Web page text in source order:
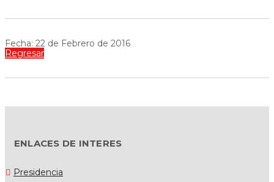
Fecha: 22 de Febrero de 2016
Regresar
ENLACES DE INTERES
Presidencia